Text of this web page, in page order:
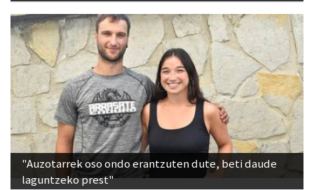
"Auzotarrek oso ondo erantzuten dute, beti daude
laguntzeko prest"